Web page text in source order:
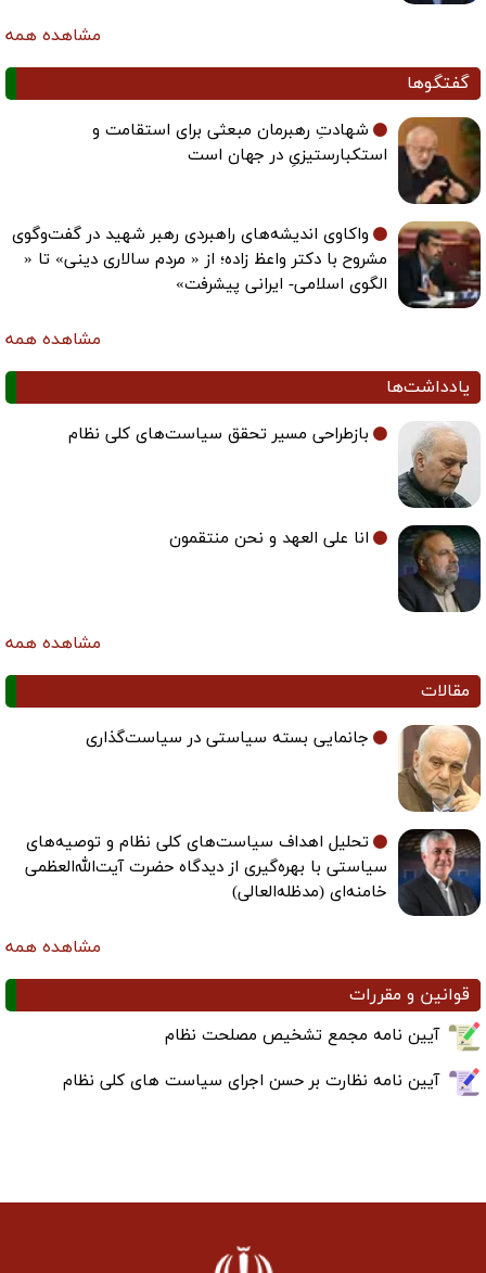
مشاهده همه
گفتگوها
شهادتِ رهبرمان مبعثی برای استقامت و
استکبارستیزیِ در جهان است
واکاوی اندیشه‌های راهبردی رهبر شهید در گفت‌وگوی
مشروح با دکتر واعظ زاده؛ از « مردم سالاری دینی» تا «
الگوی اسلامی- ایرانی پیشرفت»
مشاهده همه
یادداشت‌ها
بازطراحی مسیر تحقق سیاست‌های کلی نظام
انا علی العهد و نحن منتقمون
مشاهده همه
مقالات
جانمایی بسته سیاستی در سیاست‌گذاری
تحلیل اهداف سیاست‌های کلی نظام و توصیه‌های
سیاستی با بهره‌گیری از دیدگاه حضرت آیت‌الله‌العظمی
خامنه‌ای (مدظله‌العالی)
مشاهده همه
قوانین و مقررات
آیین نامه مجمع تشخیص مصلحت نظام
آیین نامه نظارت بر حسن اجرای سیاست های کلی نظام